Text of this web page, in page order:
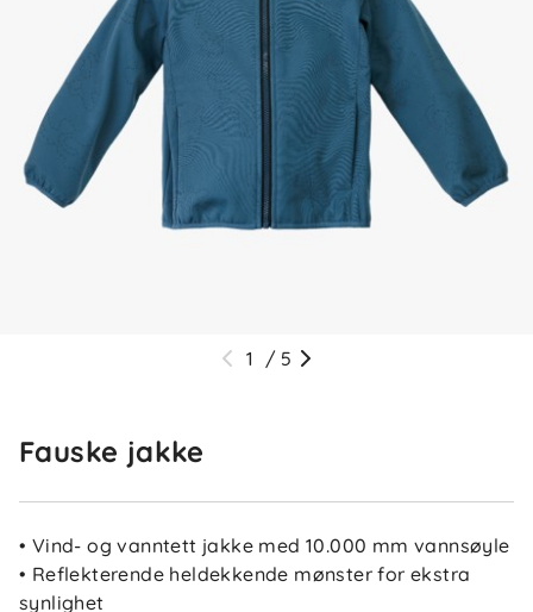
1 / 5
Fauske jakke
• Vind- og vanntett jakke med 10.000 mm vannsøyle
• Reflekterende heldekkende mønster for ekstra
synlighet